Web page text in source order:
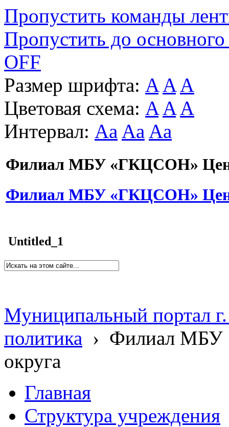
Пропустить команды
Пропустить до основного
OFF
Размер шрифта: A A A
Цветовая схема: A A A
Интервал: Aa Aa Aa
Филиал МБУ «ГКЦСОН»
Филиал МБУ «ГКЦСОН»
Untitled_1
Муниципальный портал
политика › Филиал МБУ
округа
Главная
Структура учреждения